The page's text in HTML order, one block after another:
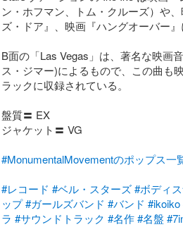
ン・ホフマン、トム・クルーズ）や
ズ・ドア』、映画『ハングオーバー』
B面の「Las Vegas」は、著名な映画
ス・ジマー)によるもので、この曲も
ラックに収録されている。
盤質〓 EX
ジャケット〓 VG
#MonumentalMovementのポップス一
#レコード #ベル・スターズ #ボディ
ップ #ガールズバンド #バンド #ikoiko
ラ #サウンドトラック #名作 #名盤